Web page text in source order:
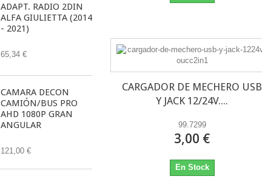
ADAPT. RADIO 2DIN
ALFA GIULIETTA (2014
- 2021)
65,34 €
CAMARA DECON
CAMIÓN/BUS PRO
AHD 1080P GRAN
ANGULAR
121,00 €
CARGADOR DE MECHERO USB
Y JACK 12/24V....
99.7299
3,00 €
En Stock